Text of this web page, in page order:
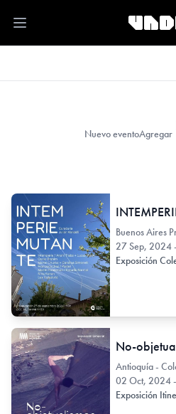
Open main menu
Nuevo eventoAgregar
Buenos Aires
27 Sep, 2024
Exposición
Antioquía -
02 Oct, 2024
Exposición